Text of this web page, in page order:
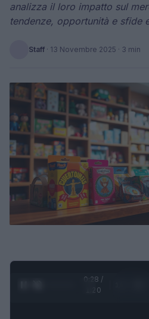
analizza il loro impatto sul
tendenze, opportunità e sfide
Staff · 13 Novembre 2025 · 3 min
0:28 /
1:20